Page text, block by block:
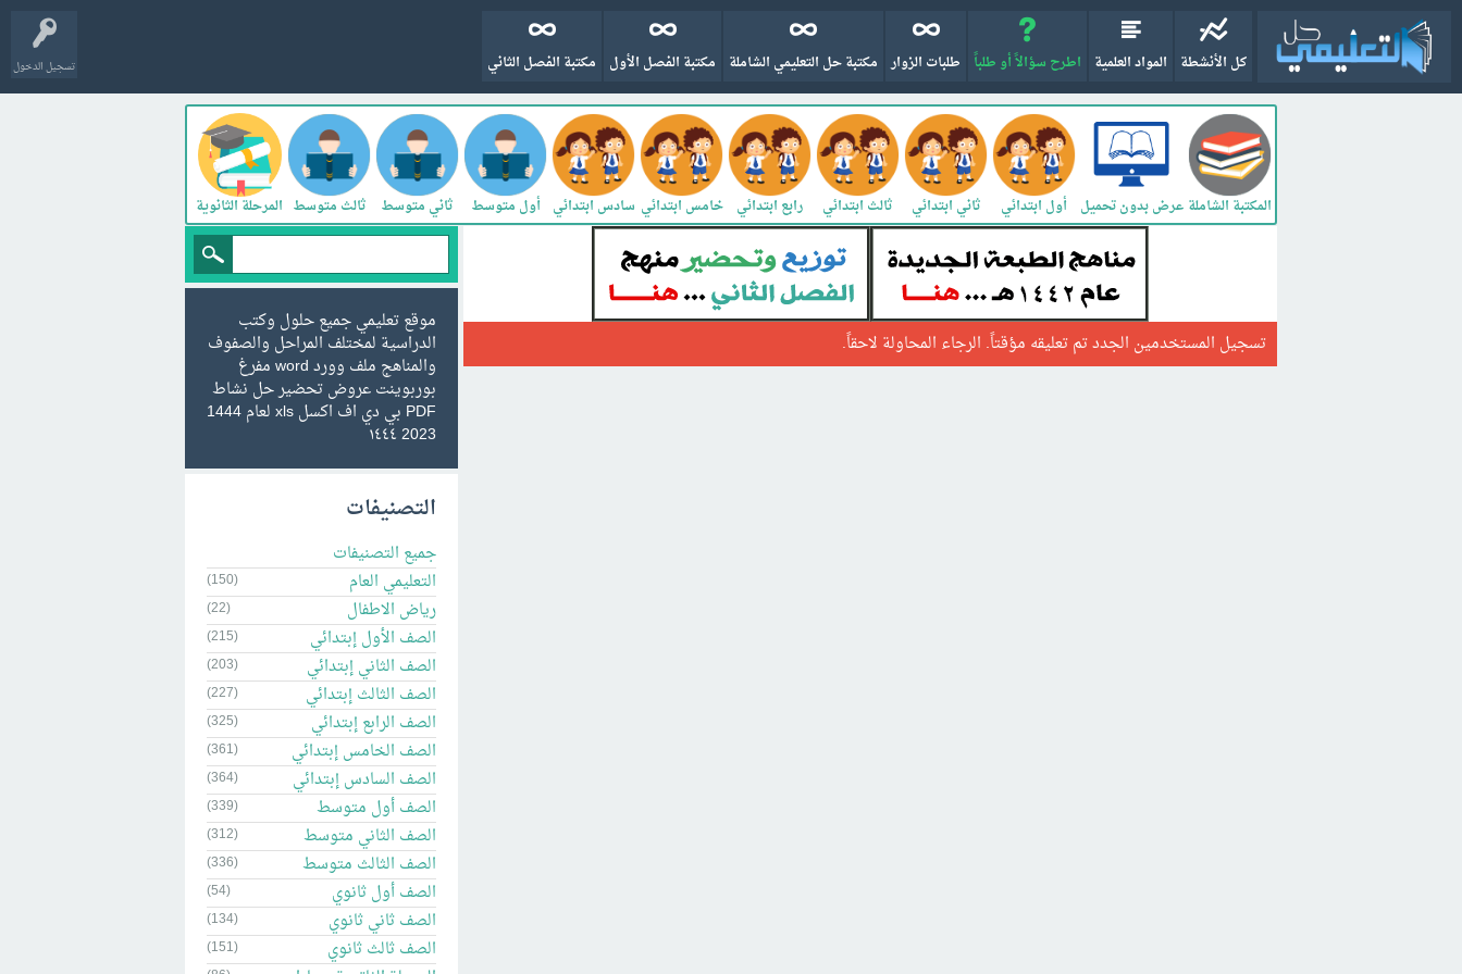
تسجيل الدخول كل الأنشطة المواد العلمية اطرح سؤالاً أو طلباً طلبات الزوار مكتبة حل التعليمي الشاملة مكتبة الفصل الأول مكتبة الفصل الثاني
المكتبة الشاملة عرض بدون تحميل أول ابتدائي ثاني ابتدائي ثالث ابتدائي رابع ابتدائي خامس ابتدائي سادس ابتدائي أول متوسط ثاني متوسط ثالث متوسط المرحلة الثانوية
تسجيل المستخدمين الجدد تم تعليقه مؤقتاً. الرجاء المحاولة لاحقاً.
موقع تعليمي جميع حلول وكتب
الدراسية لمختلف المراحل والصفوف
والمناهج ملف وورد word مفرغ
بوربوينت عروض تحضير حل نشاط
PDF بي دي اف اكسل xls لعام 1444
2023 ١٤٤٤
التصنيفات
جميع التصنيفات
التعليمي العام
(150)
رياض الاطفال (22)
الصف الأول إبتدائي (215)
الصف الثاني إبتدائي (203)
الصف الثالث إبتدائي (227)
الصف الرابع إبتدائي (325)
الصف الخامس إبتدائي (361)
الصف السادس إبتدائي (364)
الصف أول متوسط (339)
الصف الثاني متوسط (312)
الصف الثالث متوسط (336)
الصف أول ثانوي (54)
الصف ثاني ثانوي (134)
الصف ثالث ثانوي (151)